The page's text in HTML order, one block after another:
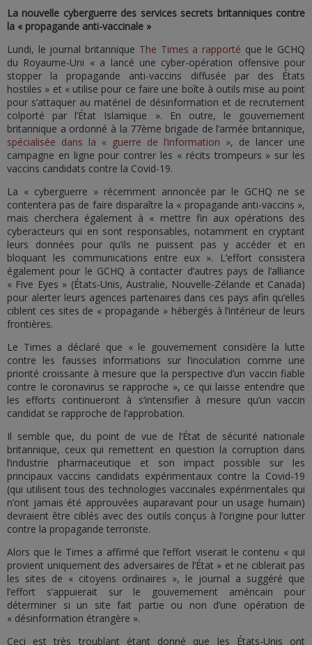
La nouvelle cyberguerre des services secrets britanniques contre
la « propagande anti-vaccinale »
Lundi, le journal britannique The Times a rapporté que le GCHQ
du Royaume-Uni « a lancé une cyber-opération offensive pour
stopper la propagande anti-vaccins diffusée par des États
hostiles » et « utilise pour ce faire une boîte à outils mise au point
pour s’attaquer au matériel de désinformation et de recrutement
colporté par l’État Islamique ». En outre, le gouvernement
britannique a ordonné à la 77ème brigade de l’armée britannique,
spécialisée dans la « guerre de l’information », de lancer une
campagne en ligne pour contrer les « récits trompeurs » sur les
vaccins candidats contre la Covid-19.
La « cyberguerre » récemment annoncée par le GCHQ ne se
contentera pas de faire disparaître la « propagande anti-vaccins »,
mais cherchera également à « mettre fin aux opérations des
cyberacteurs qui en sont responsables, notamment en cryptant
leurs données pour qu’ils ne puissent pas y accéder et en
bloquant les communications entre eux ». L’effort consistera
également pour le GCHQ à contacter d’autres pays de l’alliance
« Five Eyes » (États-Unis, Australie, Nouvelle-Zélande et Canada)
pour alerter leurs agences partenaires dans ces pays afin qu’elles
ciblent ces sites de « propagande » hébergés à l’intérieur de leurs
frontières.
Le Times a déclaré que « le gouvernement considère la lutte
contre les fausses informations sur l’inoculation comme une
priorité croissante à mesure que la perspective d’un vaccin fiable
contre le coronavirus se rapproche », ce qui laisse entendre que
les efforts continueront à s’intensifier à mesure qu’un vaccin
candidat se rapproche de l’approbation.
Il semble que, du point de vue de l’État de sécurité nationale
britannique, ceux qui remettent en question la corruption dans
l’industrie pharmaceutique et son impact possible sur les
principaux vaccins candidats expérimentaux contre la Covid-19
(qui utilisent tous des technologies vaccinales expérimentales qui
n’ont jamais été approuvées auparavant pour un usage humain)
devraient être ciblés avec des outils conçus à l’origine pour lutter
contre la propagande terroriste.
Alors que le Times a affirmé que l’effort viserait le contenu « qui
provient uniquement des adversaires de l’État » et ne ciblerait pas
les sites de « citoyens ordinaires », le journal a suggéré que
l’effort s’appuierait sur le gouvernement américain pour
déterminer si un site fait partie ou non d’une opération de
« désinformation étrangère ».
Ceci est très troublant étant donné que les États-Unis ont